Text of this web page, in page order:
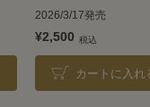
2026/3/17発売
¥2,500
カートに入れ